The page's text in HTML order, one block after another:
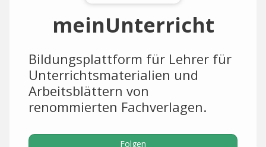
meinUnterricht
Bildungsplattform für Lehrer für
Unterrichtsmaterialien und
Arbeitsblättern von
renommierten Fachverlagen.
Folgen